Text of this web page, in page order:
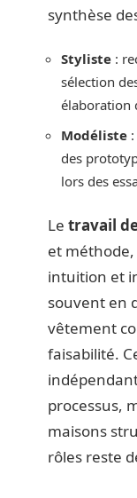
synthèse
Styliste :
sélection
élaboration
Modéliste
des
lors des
Le travail
et
intuition et
souvent en
vêtement
faisabilité.
processus,
maisons
rôles reste